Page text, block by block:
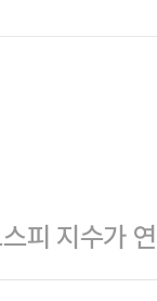
피 지수가
덩달아 커지